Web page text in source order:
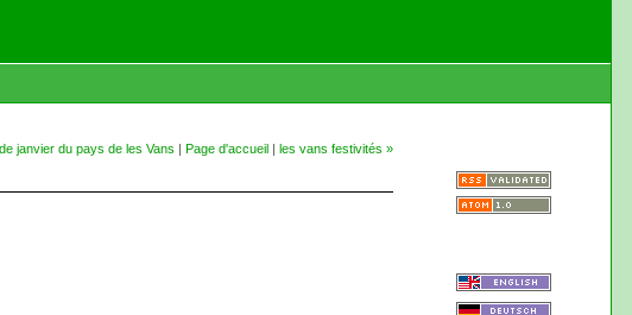
janvier du pays de les Vans | Page d'accueil | les vans festivités »